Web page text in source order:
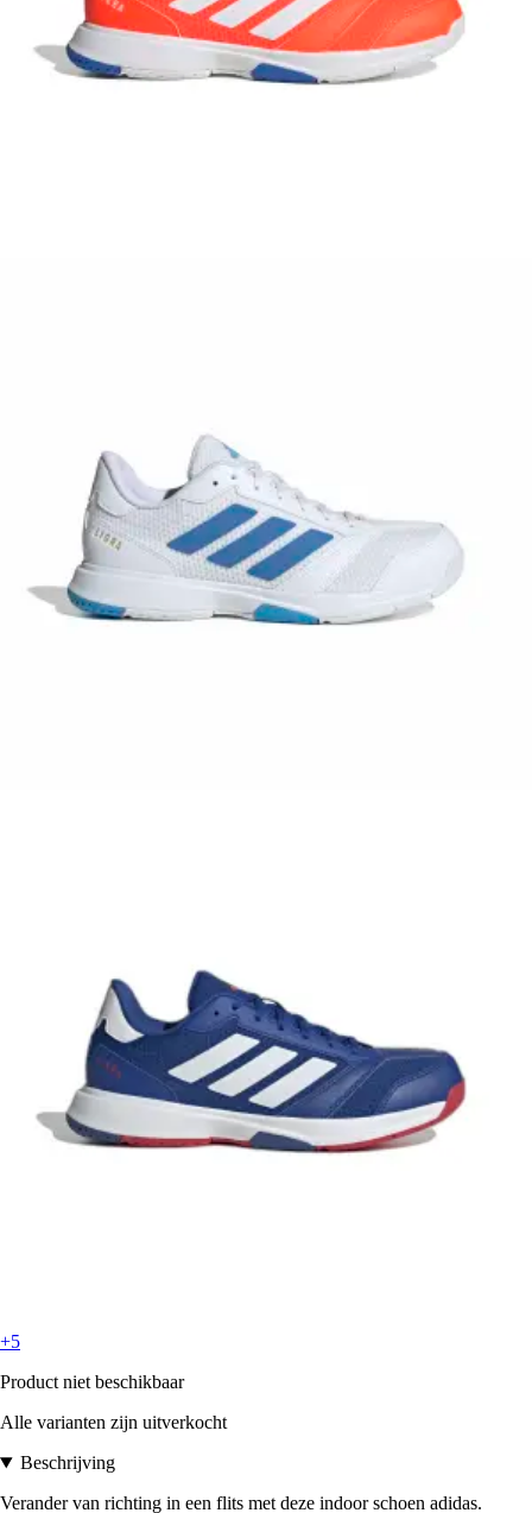
+5
Product niet beschikbaar
Alle varianten zijn uitverkocht
Beschrijving
Verander van richting in een flits met deze indoor schoen adidas.